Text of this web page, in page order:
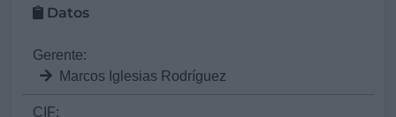
Datos
Gerente:
Marcos Iglesias Rodríguez
CIF: